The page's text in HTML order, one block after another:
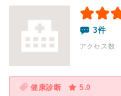
3件
アクセス数
健康診断
5.0